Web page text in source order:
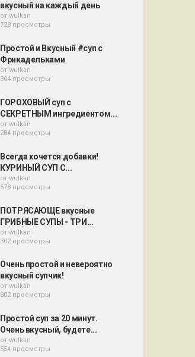
вкусный на каждый день
от wulkan
728 просмотры
Простой и Вкусный #суп с
Фрикадельками
от wulkan
304 просмотры
ГОРОХОВЫЙ суп с
СЕКРЕТНЫМ ингредиентом...
от wulkan
284 просмотры
Всегда хочется добавки!
КУРИНЫЙ СУП С...
от wulkan
578 просмотры
ПОТРЯСАЮЩЕ вкусные
ГРИБНЫЕ СУПЫ - ТРИ...
от wulkan
302 просмотры
Очень простой и невероятно
вкусный супчик!
от wulkan
802 просмотры
Простой суп за 20 минут.
Очень вкусный, будете...
от wulkan
554 просмотры